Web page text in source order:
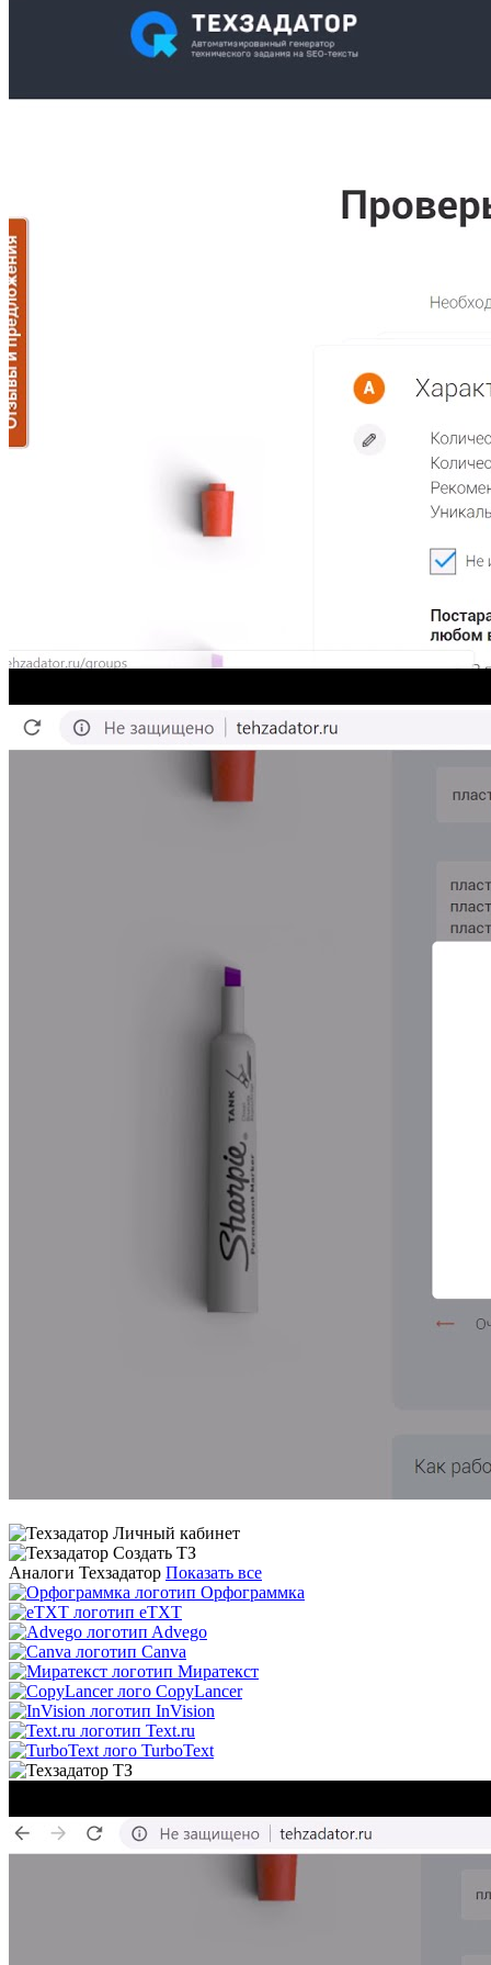
Аналоги Техзадатор Показать все
Орфограммка
eTXT
Advego
Canva
Миратекст
CopyLancer
InVision
Text.ru
TurboText